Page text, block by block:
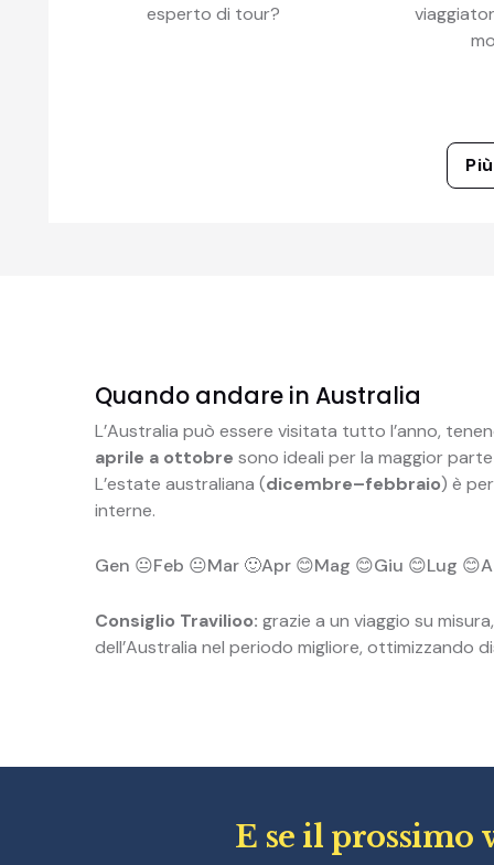
esperto di tour?
Quando andare in Australia
L’Australia può essere visitata tutto l’anno,
aprile a ottobre sono ideali per la maggior
L’estate australiana (dicembre–febbraio) è
interne.
Gen 😐Feb 😐Mar 🙂Apr 😊Mag 😊Giu 😊Lug 😊
Consiglio Travilioo: grazie a un viaggio su
dell’Australia nel periodo migliore, ottimizzando
E se il prossimo